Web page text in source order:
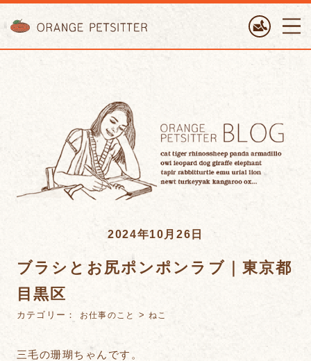
2024年10月26日
ブラシとお尻ポンポンラブ｜東京都
目黒区
カテゴリー： お仕事のこと >ねこ
三毛の珊瑚ちゃんです。